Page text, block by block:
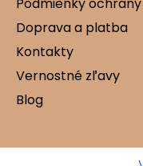
Doprava a platba
Kontakty
Vernostné zľavy
Blog